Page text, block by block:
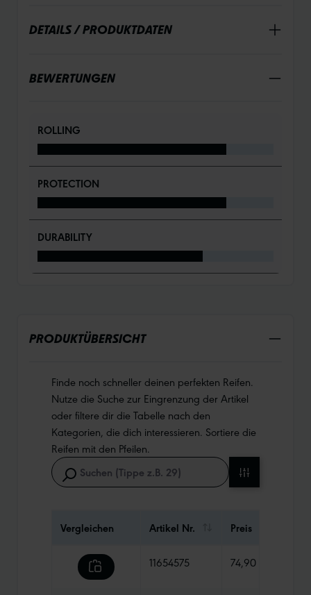
DETAILS / PRODUKTDATEN
BEWERTUNGEN
ROLLING
PROTECTION
DURABILITY
PRODUKTÜBERSICHT
Finde noch schneller deinen perfekten Reifen.
Nutze die Suche zur Eingrenzung der Artikel
oder filtere dir die Tabelle nach den
Kategorien, die dich interessieren. Sortiere die
Reifen mit den Pfeilen.
Vergleichen Artikel Nr. Preis
11654575 74,90 €